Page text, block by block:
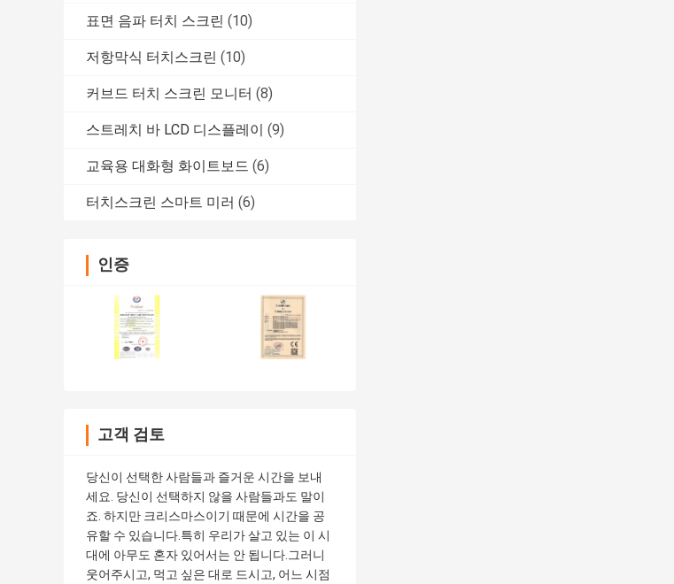
표면 음파 터치 스크린 (10)
저항막식 터치스크린 (10)
커브드 터치 스크린 모니터 (8)
스트레치 바 LCD 디스플레이 (9)
교육용 대화형 화이트보드 (6)
터치스크린 스마트 미러 (6)
인증
고객 검토
당신이 선택한 사람들과 즐거운 시간을 보내
세요. 당신이 선택하지 않을 사람들과도 말이
죠. 하지만 크리스마스이기 때문에 시간을 공
유할 수 있습니다.특히 우리가 살고 있는 이 시
대에 아무도 혼자 있어서는 안 됩니다.그러니
웃어주시고, 먹고 싶은 대로 드시고, 어느 시점